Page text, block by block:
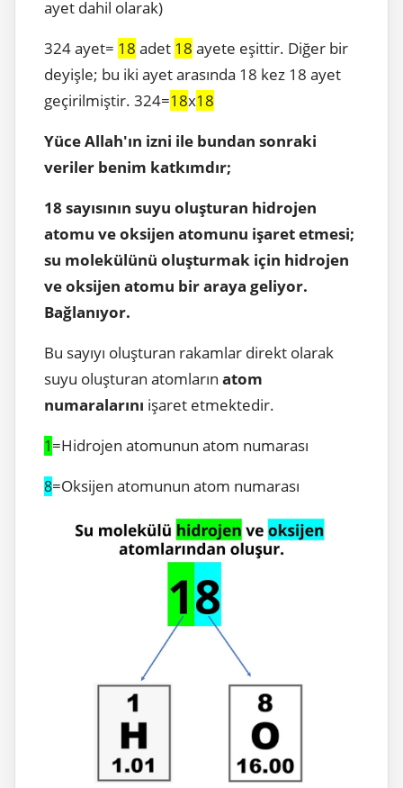
ayet dahil olarak)
324 ayet= 18 adet 18 ayete eşittir. Diğer bir
deyişle; bu iki ayet arasında 18 kez 18 ayet
geçirilmiştir. 324=18x18
Yüce Allah'ın izni ile bundan sonraki
veriler benim katkımdır;
18 sayısının suyu oluşturan hidrojen
atomu ve oksijen atomunu işaret etmesi;
su molekülünü oluşturmak için hidrojen
ve oksijen atomu bir araya geliyor.
Bağlanıyor.
Bu sayıyı oluşturan rakamlar direkt olarak
suyu oluşturan atomların atom
numaralarını işaret etmektedir.
1=Hidrojen atomunun atom numarası
8=Oksijen atomunun atom numarası